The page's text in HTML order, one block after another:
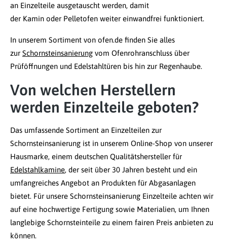
an Einzelteile ausgetauscht werden, damit
der Kamin oder Pelletofen weiter einwandfrei funktioniert.
In unserem Sortiment von ofen.de finden Sie alles
zur Schornsteinsanierung vom Ofenrohranschluss über
Prüföffnungen und Edelstahltüren bis hin zur Regenhaube.
Von welchen Herstellern
werden Einzelteile geboten?
Das umfassende Sortiment an Einzelteilen zur
Schornsteinsanierung ist in unserem Online-Shop von unserer
Hausmarke, einem deutschen Qualitätshersteller für
Edelstahlkamine, der seit über 30 Jahren besteht und ein
umfangreiches Angebot an Produkten für Abgasanlagen
bietet. Für unsere Schornsteinsanierung Einzelteile achten wir
auf eine hochwertige Fertigung sowie Materialien, um Ihnen
langlebige Schornsteinteile zu einem fairen Preis anbieten zu
können.